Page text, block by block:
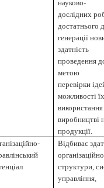
науково-
дослідних
достатнього
генерації
здатність
проведення
метою
перевірки
можливості їх
виробництві
продукції.
Відбиває
структури,
управління,